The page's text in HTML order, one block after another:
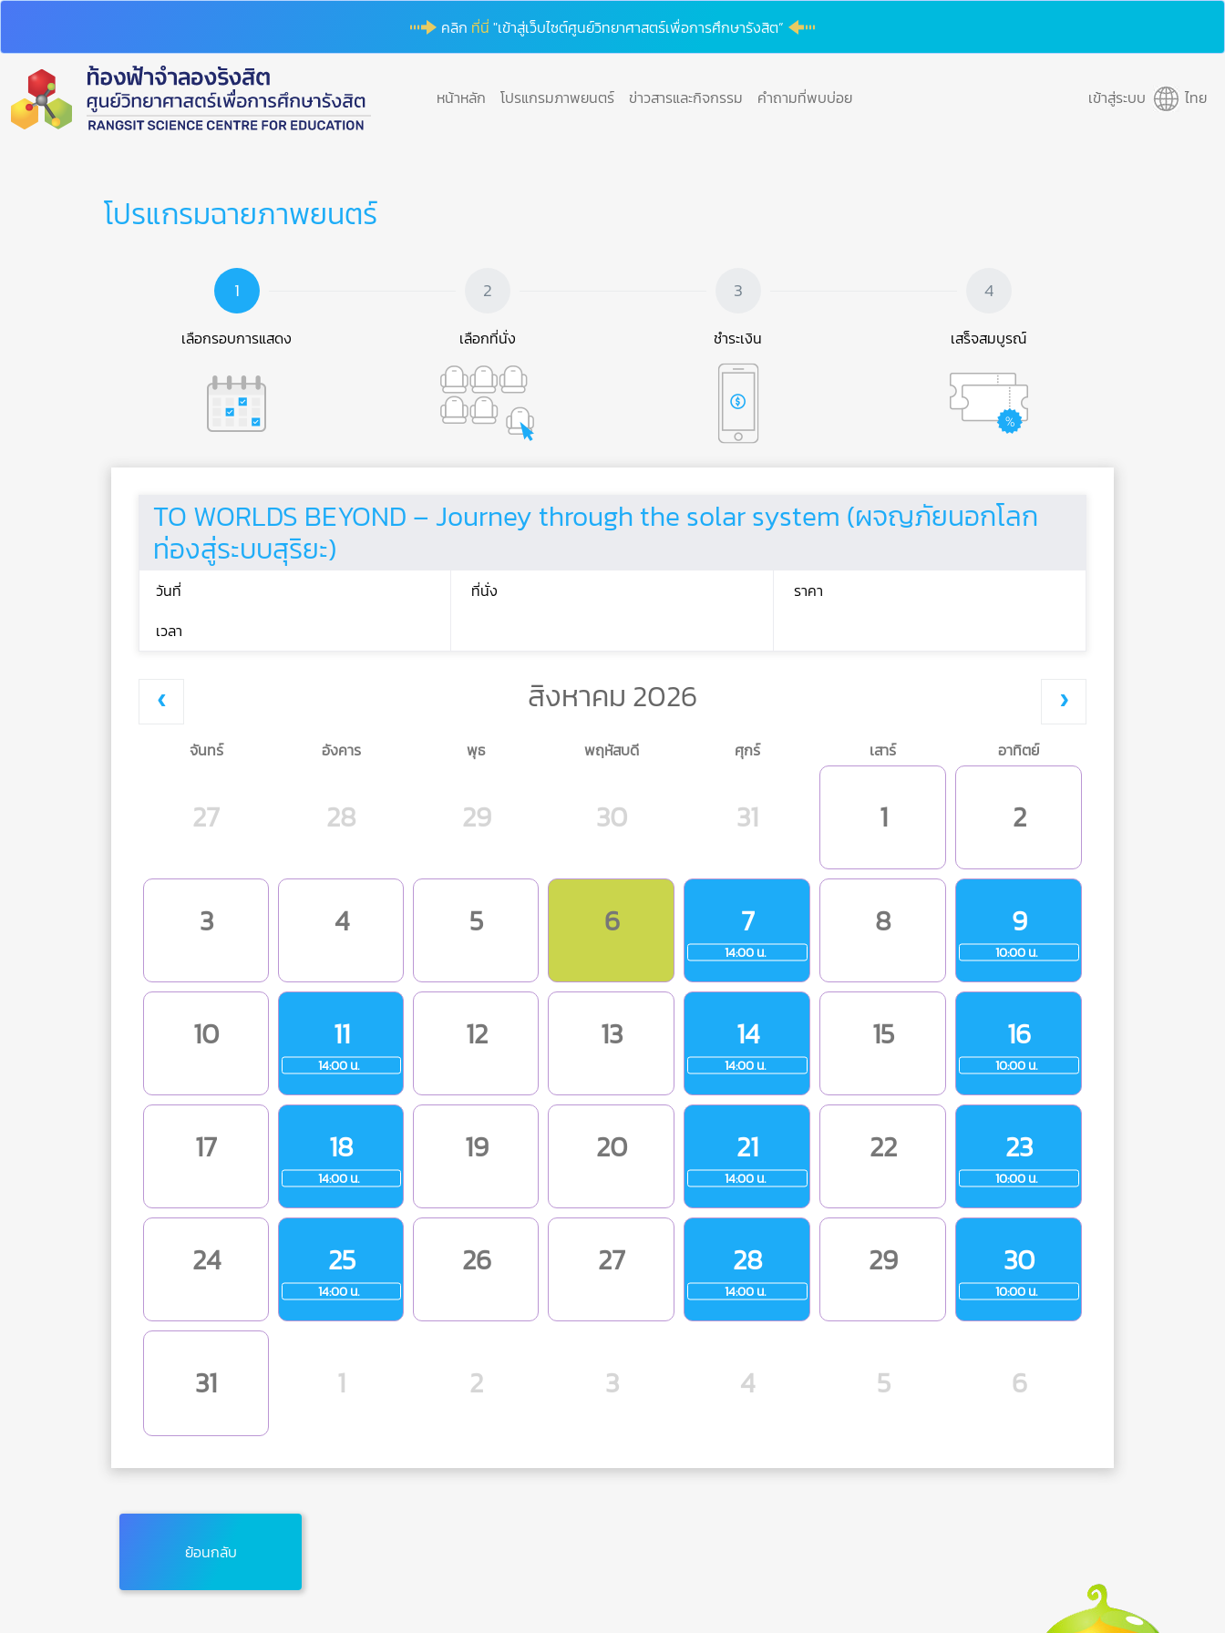
คลิก ที่นี่ "เข้าสู่เว็บไซต์ศูนย์วิทยาศาสตร์เพื่อการศึกษารังสิต”
หน้าหลัก โปรแกรมภาพยนตร์ ข่าวสารและกิจกรรม คำถามที่พบบ่อย เข้าสู่ระบบ ไทย
โปรแกรมฉายภาพยนตร์
1
เลือกรอบการแสดง
2
เลือกที่นั่ง
3
ชำระเงิน
4
เสร็จสมบูรณ์
TO WORLDS BEYOND – Journey through the solar system (ผจญภัยนอกโลก
ท่องสู่ระบบสุริยะ)
วันที่
เวลา
ที่นั่ง ราคา
สิงหาคม 2026
จันทร์ อังคาร พุธ พฤหัสบดี ศุกร์ เสาร์ อาทิตย์
27 28 29 30 31 1 2
3 4 5 6 7 8 9
14:00 น. 10:00 น.
10 11 12 13 14 15 16
14:00 น. 14:00 น. 10:00 น.
17 18 19 20 21 22 23
14:00 น. 14:00 น. 10:00 น.
24 25 26 27 28 29 30
14:00 น. 14:00 น. 10:00 น.
31 1 2 3 4 5 6
ย้อนกลับ